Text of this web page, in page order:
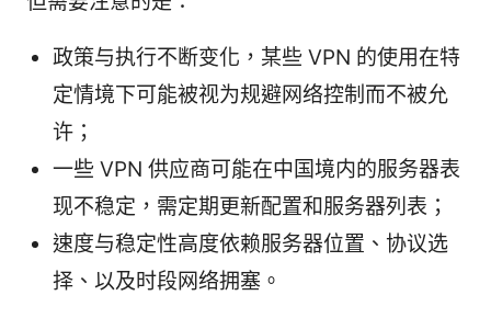
政策与执行不断变化，某些 VPN 的使用在特
定情境下可能被视为规避网络控制而不被允
许；
一些 VPN 供应商可能在中国境内的服务器表
现不稳定，需定期更新配置和服务器列表；
速度与稳定性高度依赖服务器位置、协议选
择、以及时段网络拥塞。